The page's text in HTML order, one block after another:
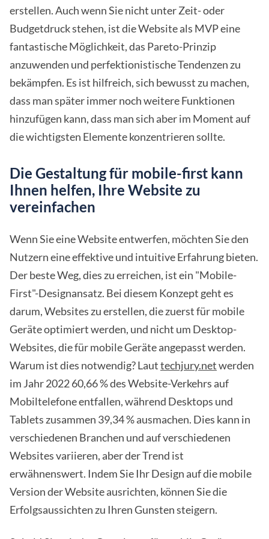
erstellen. Auch wenn Sie nicht unter Zeit- oder
Budgetdruck stehen, ist die Website als MVP eine
fantastische Möglichkeit, das Pareto-Prinzip
anzuwenden und perfektionistische Tendenzen zu
bekämpfen. Es ist hilfreich, sich bewusst zu machen,
dass man später immer noch weitere Funktionen
hinzufügen kann, dass man sich aber im Moment auf
die wichtigsten Elemente konzentrieren sollte.
Die Gestaltung für mobile-first kann
Ihnen helfen, Ihre Website zu
vereinfachen
Wenn Sie eine Website entwerfen, möchten Sie den
Nutzern eine effektive und intuitive Erfahrung bieten.
Der beste Weg, dies zu erreichen, ist ein "Mobile-
First"-Designansatz. Bei diesem Konzept geht es
darum, Websites zu erstellen, die zuerst für mobile
Geräte optimiert werden, und nicht um Desktop-
Websites, die für mobile Geräte angepasst werden.
Warum ist dies notwendig? Lauttechjury.netwerden
im Jahr 2022 60,66 % des Website-Verkehrs auf
Mobiltelefone entfallen, während Desktops und
Tablets zusammen 39,34 % ausmachen. Dies kann in
verschiedenen Branchen und auf verschiedenen
Websites variieren, aber der Trend ist
erwähnenswert. Indem Sie Ihr Design auf die mobile
Version der Website ausrichten, können Sie die
Erfolgsaussichten zu Ihren Gunsten steigern.